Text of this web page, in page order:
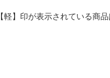
【軽】印が表示されている商